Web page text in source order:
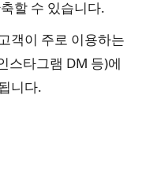
할 수 있습니다.
객이 주로 이용하는
스타그램 DM 등)에
니다.